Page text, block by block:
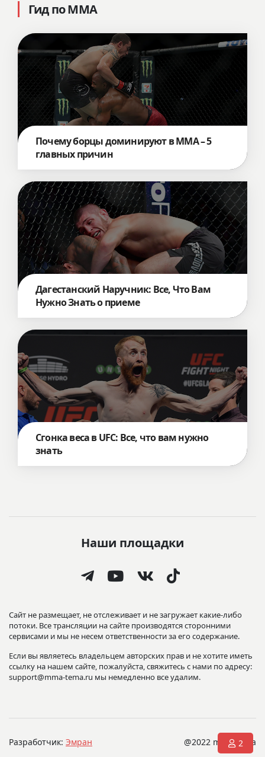
Гид по ММА
Почему борцы доминируют в ММА – 5
главных причин
Дагестанский Наручник: Все, Что Вам
Нужно Знать о приеме
Сгонка веса в UFC: Все, что вам нужно
знать
2
Наши площадки
Сайт не размещает, не отслеживает и не загружает какие-либо
потоки. Все трансляции на сайте производятся сторонними
сервисами и мы не несем ответственности за его содержание.
Если вы являетесь владельцем авторских прав и не хотите иметь
ссылку на нашем сайте, пожалуйста, свяжитесь с нами по адресу:
support@mma-tema.ru мы немедленно все удалим.
Разработчик: Эмран @2022 mma-tema